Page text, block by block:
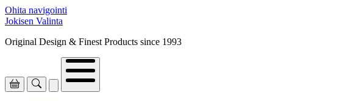
Ohita navigointi
Jokisen Valinta
Original Design & Finest Products since 1993